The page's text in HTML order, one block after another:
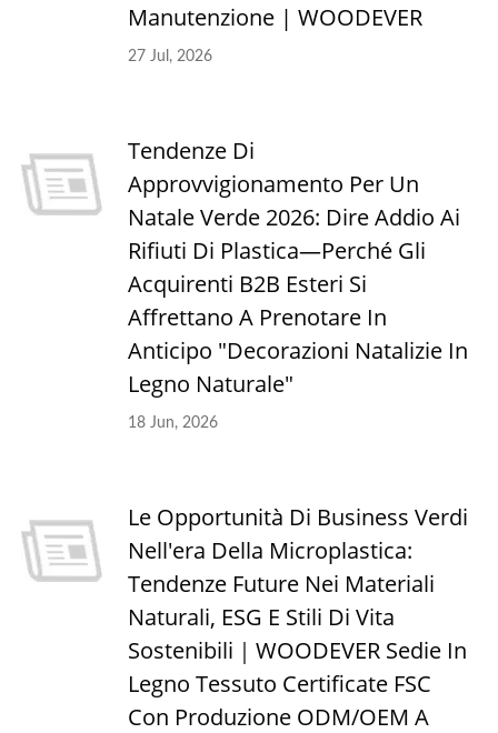
Manutenzione | WOODEVER
27 Jul, 2026
Tendenze Di
Approvvigionamento Per Un
Natale Verde 2026: Dire Addio Ai
Rifiuti Di Plastica—Perché Gli
Acquirenti B2B Esteri Si
Affrettano A Prenotare In
Anticipo "Decorazioni Natalizie In
Legno Naturale"
18 Jun, 2026
Le Opportunità Di Business Verdi
Nell'era Della Microplastica:
Tendenze Future Nei Materiali
Naturali, ESG E Stili Di Vita
Sostenibili｜WOODEVER Sedie In
Legno Tessuto Certificate FSC
Con Produzione ODM/OEM A